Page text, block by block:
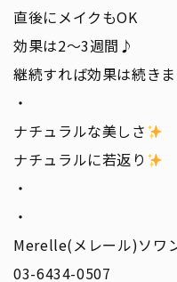
直後にメイクもOK
効果は2〜3週間♪
継続すれば効果は続き
・
ナチュラルな美しさ
ナチュラルに若返り
・
・
Merelle(メレール)ソワ
03-6434-0507